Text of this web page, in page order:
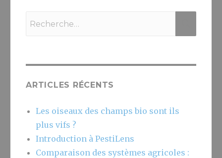
ARTICLES RÉCENTS
Les oiseaux des champs bio sont ils
plus vifs ?
Introduction à PestiLens
Comparaison des systèmes agricoles :